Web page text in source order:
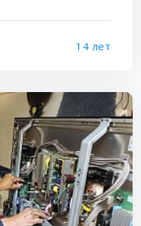
14 лет